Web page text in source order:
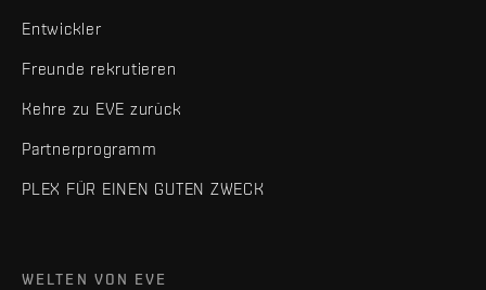
Entwickler
Freunde rekrutieren
Kehre zu EVE zurück
Partnerprogramm
PLEX FÜR EINEN GUTEN ZWECK
WELTEN VON EVE